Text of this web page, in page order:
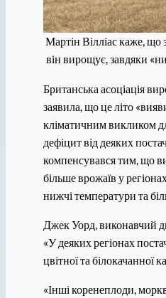
Мартін Вілліас каже, що
він вирощує, завдяки
Британська асоціація
заявила, що це літо
кліматичним викликом
дефіцит від деяких
компенсувався тим, що
більше врожаїв у
нижчі температури та
Джек Уорд, виконавчий
«У деяких регіонах
цвітної та білокачанної
«Інші коренеплоди,